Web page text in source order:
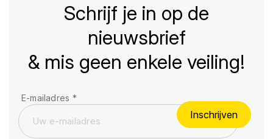
Schrijf je in op de
nieuwsbrief
& mis geen enkele veiling!
E-mailadres *
Inschrijven